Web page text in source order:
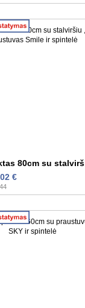
80cm su
€